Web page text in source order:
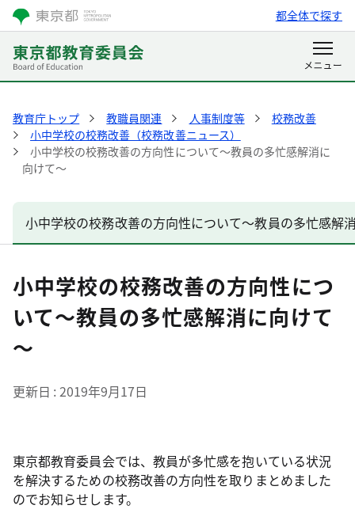
都全体で探す
教育庁トップ 教職員関連 人事制度等
校務改善
小中学校の校務改善（校務改善ニュース）
小中学校の校務改善の方向性について～教員の多忙感解消に
向けて～
小中学校の校務改善の方向性について～教員の多忙感解
小中学校の校務改善の方向性につ
いて～教員の多忙感解消に向けて
～
更新日 2019年9月17日
東京都教育委員会では、教員が多忙感を抱いている状況
を解決するための校務改善の方向性を取りまとめました
のでお知らせします。